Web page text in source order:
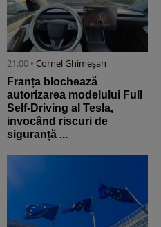
21:00 • Cornel Ghimeșan
Franța blochează
autorizarea modelului Full
Self-Driving al Tesla,
invocând riscuri de
siguranță ...